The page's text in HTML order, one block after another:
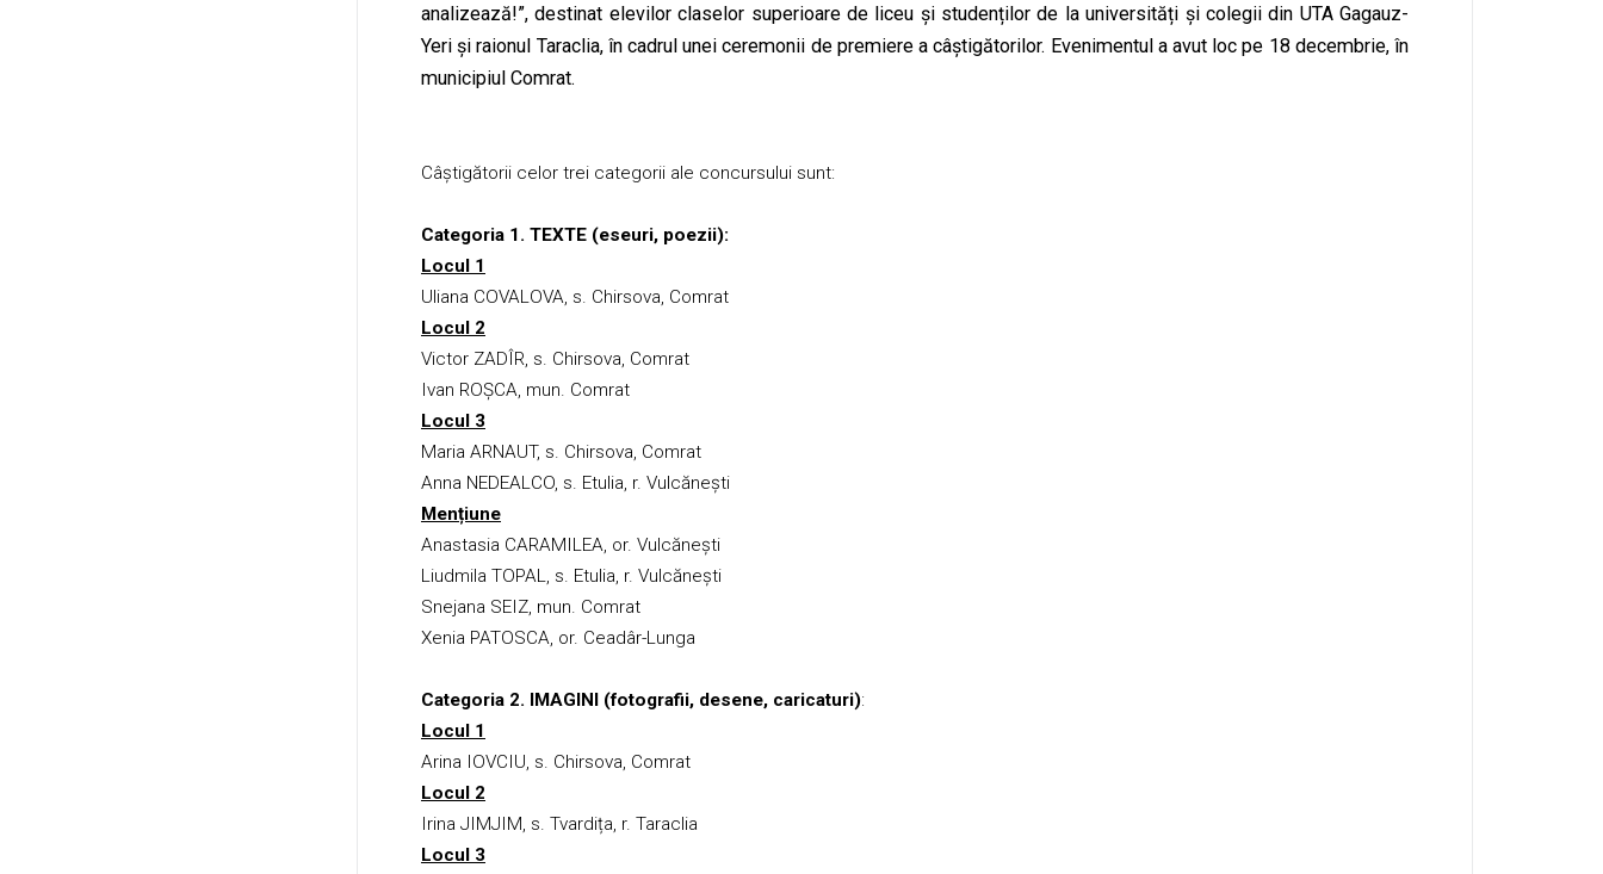
analizează!”, destinat elevilor claselor superioare de liceu și studenților de la universități și colegii din UTA Gagauz-
Yeri și raionul Taraclia, în cadrul unei ceremonii de premiere a câștigătorilor. Evenimentul a avut loc pe 18 decembrie, în
municipiul Comrat.
Câștigătorii celor trei categorii ale concursului sunt:
Categoria 1. TEXTE (eseuri, poezii):
Locul 1
Uliana COVALOVA, s. Chirsova, Comrat
Locul 2
Victor ZADÎR, s. Chirsova, Comrat
Ivan ROȘCA, mun. Comrat
Locul 3
Maria ARNAUT, s. Chirsova, Comrat
Anna NEDEALCO, s. Etulia, r. Vulcănești
Mențiune
Anastasia CARAMILEA, or. Vulcănești
Liudmila TOPAL, s. Etulia, r. Vulcănești
Snejana SEIZ, mun. Comrat
Xenia PATOSCA, or. Ceadâr-Lunga
Categoria 2. IMAGINI (fotografii, desene, caricaturi):
Locul 1
Arina IOVCIU, s. Chirsova, Comrat
Locul 2
Irina JIMJIM, s. Tvardița, r. Taraclia
Locul 3